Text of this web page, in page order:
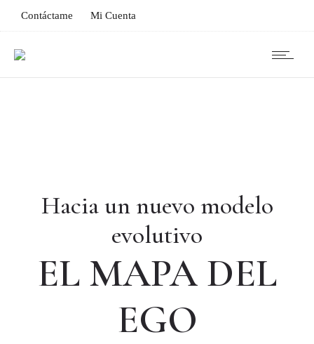
Contáctame Mi Cuenta
Hacia un nuevo modelo
evolutivo
EL MAPA DEL
EGO